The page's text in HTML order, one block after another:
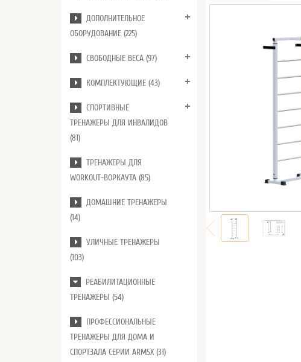
ДОПОЛНИТЕЛЬНОЕ
ОБОРУДОВАНИЕ (225)
СВОБОДНЫЕ ВЕСА (97)
КОМПЛЕКТУЮЩИЕ (43)
СПОРТИВНЫЕ
ТРЕНАЖЕРЫ ДЛЯ ИНВАЛИДОВ
(81)
ТРЕНАЖЕРЫ ДЛЯ
WORKOUT-ВОРКАУТА (85)
ДОМАШНИЕ ТРЕНАЖЕРЫ
(14)
УЛИЧНЫЕ ТРЕНАЖЕРЫ
(103)
РЕАБИЛИТАЦИОННЫЕ
ТРЕНАЖЕРЫ (54)
ПРОФЕССИОНАЛЬНЫЕ
ТРЕНАЖЕРЫ ДЛЯ ДОМА И
СПОРТЗАЛА СЕРИИ ARMSX (31)